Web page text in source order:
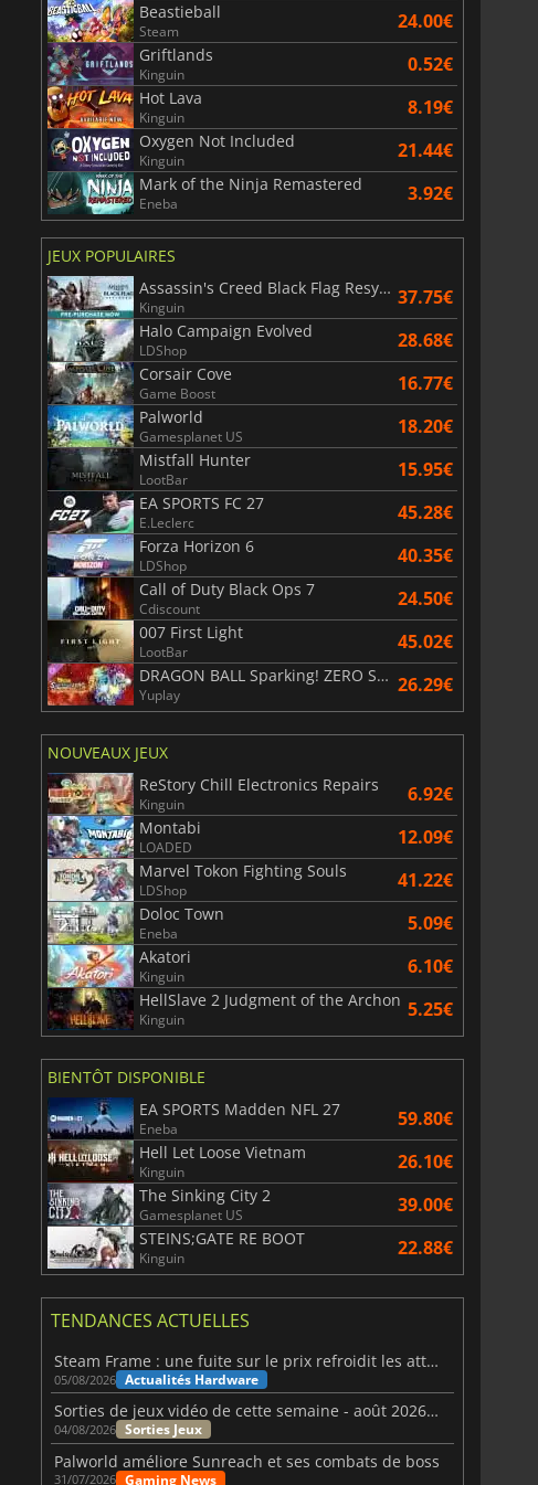
6.75€
Total War WARHAMMER 3
15.48
Beastieball
Steam 24.00€
Griftlands
Kinguin 0.52€
Hot Lava
Kinguin 8.19€
Oxygen Not Included
Kinguin 21.44€
Mark of the Ninja Remastered
Eneba 3.92€
JEUX POPULAIRES
Assassin's Creed Black Flag Resynced
Kinguin 37.75€
Halo Campaign Evolved
LDShop 28.68€
Corsair Cove
Game Boost 16.77€
Palworld
Gamesplanet US 18.20€
Mistfall Hunter
LootBar 15.95€
EA SPORTS FC 27
E.Leclerc 45.28€
Forza Horizon 6
LDShop 40.35€
Call of Duty Black Ops 7
Cdiscount 24.50€
007 First Light
LootBar 45.02€
DRAGON BALL Sparking! ZERO Super Limit Breaking NEO
Yuplay 26.29€
NOUVEAUX JEUX
ReStory Chill Electronics Repairs
Kinguin 6.92€
Montabi
LOADED 12.09€
Marvel Tokon Fighting Souls
LDShop 41.22€
Doloc Town
Eneba 5.09€
Akatori
Kinguin 6.10€
HellSlave 2 Judgment of the Archon
Kinguin 5.25€
BIENTÔT DISPONIBLE
EA SPORTS Madden NFL 27
Eneba 59.80€
Hell Let Loose Vietnam
Kinguin 26.10€
The Sinking City 2
Gamesplanet US 39.00€
STEINS;GATE RE BOOT
Kinguin 22.88€
TENDANCES ACTUELLES
Steam Frame : une fuite sur le prix refroidit les attentes VR
05/08/2026 Actualités Hardware
Sorties de jeux vidéo de cette semaine - août 2026 (semaine 32)
04/08/2026 Sorties Jeux
Palworld améliore Sunreach et ses combats de boss
31/07/2026 Gaming News